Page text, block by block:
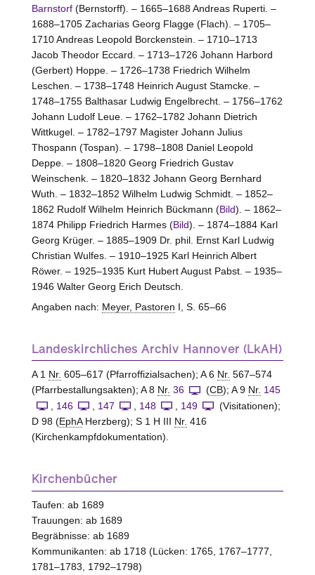
Barnstorf(Bernstorff). – 1665–1688 Andreas Ruperti. –
1688–1705 Zacharias Georg Flagge (Flach). – 1705–
1710 Andreas Leopold Borckenstein. – 1710–1713
Jacob Theodor Eccard. – 1713–1726 Johann Harbord
(Gerbert) Hoppe. – 1726–1738 Friedrich Wilhelm
Leschen. – 1738–1748 Heinrich August Stamcke. –
1748–1755 Balthasar Ludwig Engelbrecht. – 1756–1762
Johann Ludolf Leue. – 1762–1782 Johann Dietrich
Wittkugel. – 1782–1797 Magister Johann Julius
Thospann (Tospan). – 1798–1808 Daniel Leopold
Deppe. – 1808–1820 Georg Friedrich Gustav
Weinschenk. – 1820–1832 Johann Georg Bernhard
Wuth. – 1832–1852 Wilhelm Ludwig Schmidt. – 1852–
1862 Rudolf Wilhelm Heinrich Bückmann (Bild). – 1862–
1874 Philipp Friedrich Harmes (Bild). – 1874–1884 Karl
Georg Krüger. – 1885–1909 Dr. phil. Ernst Karl Ludwig
Christian Wulfes. – 1910–1925 Karl Heinrich Albert
Röwer. – 1925–1935 Kurt Hubert August Pabst. – 1935–
1946 Walter Georg Erich Deutsch.
Angaben nach: Meyer, Pastoren I, S. 65–66
Landeskirchliches Archiv Hannover (LkAH)
A 1 Nr. 605–617 (Pfarroffizialsachen); A 6 Nr. 567–574
(Pfarrbestallungsakten); A 8 Nr. 36 (CB); A 9 Nr. 145
, 146 , 147 , 148 , 149
(Visitationen);
D 98 (EphAHerzberg); S 1 H III Nr. 416
(Kirchenkampfdokumentation).
Kirchenbücher
Taufen: ab 1689
Trauungen: ab 1689
Begräbnisse: ab 1689
Kommunikanten: ab 1718 (Lücken: 1765, 1767–1777,
1781–1783, 1792–1798)